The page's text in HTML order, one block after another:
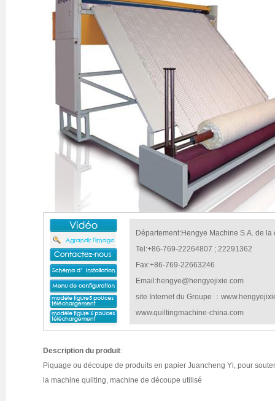
Département:Hengye Machine S.A. de
Tel:+86-769-22264807 ; 22291362
Fax:+86-769-22663246
Email:hengye@hengyejixie.com
site Internet du Groupe ：
www.quiltingmachine-china.com
Description du produit:
Piquage ou découpe de produits en papier Juancheng Yi, pour
la machine quilting, machine de découpe utilisé